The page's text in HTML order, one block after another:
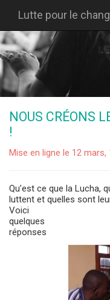
Lutte pour le
NOUS CRÉONS
!
Mise en ligne le 12 mars,
Qu’est ce que la Lucha,
luttent et quelles sont
Voici
quelques
réponses